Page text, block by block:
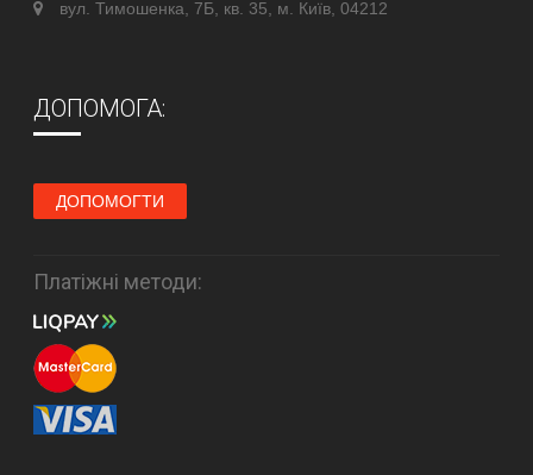
вул. Тимошенка, 7Б, кв. 35, м. Київ, 04212
ДОПОМОГА:
ДОПОМОГТИ
Платіжні методи: